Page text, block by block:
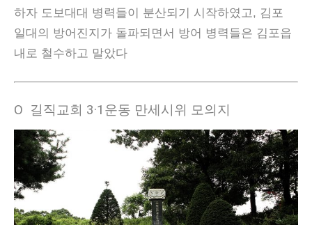
하자 도보대대 병력들이 분산되기 시작하였고, 김포
일대의 방어진지가 돌파되면서 방어 병력들은 김포읍
내로 철수하고 말았다
Ο 길직교회 3·1운동 만세시위 모의지